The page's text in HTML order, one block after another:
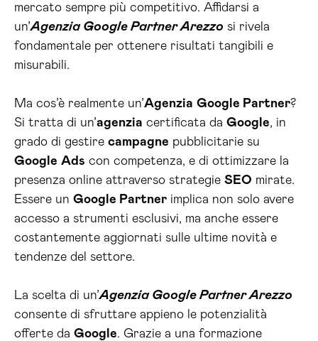
mercato sempre più competitivo. Affidarsi a
un’Agenzia Google Partner Arezzo si rivela
fondamentale per ottenere risultati tangibili e
misurabili.
Ma cos’è realmente un’Agenzia Google Partner?
Si tratta di un’agenzia certificata da Google, in
grado di gestire campagne pubblicitarie su
Google Ads con competenza, e di ottimizzare la
presenza online attraverso strategie SEO mirate.
Essere un Google Partner implica non solo avere
accesso a strumenti esclusivi, ma anche essere
costantemente aggiornati sulle ultime novità e
tendenze del settore.
La scelta di un’Agenzia Google Partner Arezzo
consente di sfruttare appieno le potenzialità
offerte da Google. Grazie a una formazione